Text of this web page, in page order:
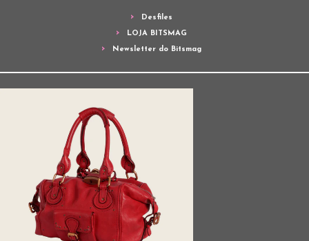
Desfiles
LOJA BITSMAG
Newsletter do Bitsmag